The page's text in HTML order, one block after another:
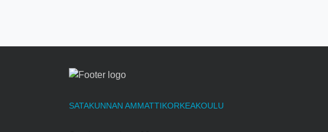
SATAKUNNAN AMMATTIKORKEAKOULU